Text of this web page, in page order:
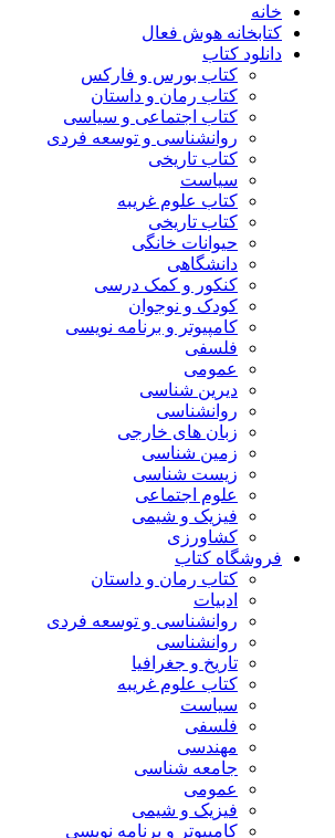
خانه
کتابخانه هوش فعال
دانلود کتاب
کتاب بورس و فارکس
کتاب رمان و داستان
کتاب اجتماعی و سیاسی
روانشناسی و توسعه فردی
کتاب تاریخی
سیاست
کتاب علوم غریبه
کتاب تاریخی
حیوانات خانگی
دانشگاهی
کنکور و کمک‌ درسی
کودک و نوجوان
کامپیوتر و برنامه نویسی
فلسفی
عمومی
دیرین شناسی
روانشناسی
زبان های خارجی
زمین شناسی
زیست شناسی
علوم اجتماعی
فیزیک و شیمی
کشاورزی
فروشگاه کتاب
کتاب رمان و داستان
ادبیات
روانشناسی و توسعه فردی
روانشناسی
تاریخ و جغرافیا
کتاب علوم غریبه
سیاست
فلسفی
مهندسی
جامعه شناسی
عمومی
فیزیک و شیمی
کامپیوتر و برنامه نویسی